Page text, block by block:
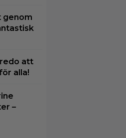
genom
att
alla!
–